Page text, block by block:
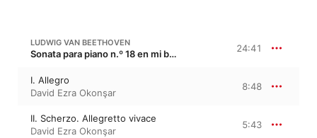
LUDWIG VAN BEETHOVEN
Sonata para piano n.º 18 en mi bemol mayor, Op. 31/3 · “La caza” 24:41
I. Allegro
David Ezra Okonşar
8:48
II. Scherzo. Allegretto vivace
David Ezra Okonşar
5:43